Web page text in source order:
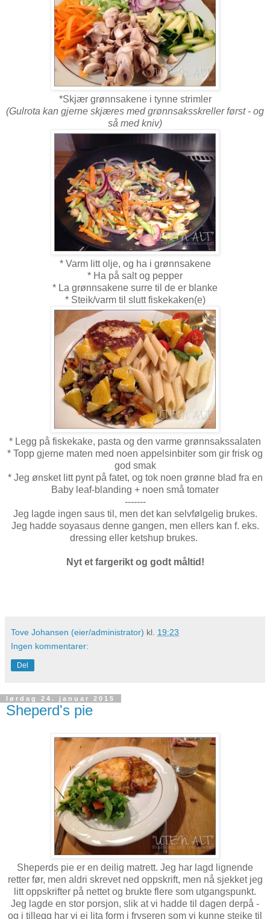
*Skjær grønnsakene i tynne strimler
(Gulrota kan gjerne skjæres med grønnsaksskreller først - og
så med kniv)
* Varm litt olje, og ha i grønnsakene
* Ha på salt og pepper
* La grønnsakene surre til de er blanke
* Steik/varm til slutt fiskekaken(e)
* Legg på fiskekake, pasta og den varme grønnsakssalaten
* Topp gjerne maten med noen appelsinbiter som gir frisk og
god smak
* Jeg ønsket litt pynt på fatet, og tok noen grønne blad fra en
Baby leaf-blanding + noen små tomater
-------
Jeg lagde ingen saus til, men det kan selvfølgelig brukes.
Jeg hadde soyasaus denne gangen, men ellers kan f. eks.
dressing eller ketshup brukes.
Nyt et fargerikt og godt måltid!
Tove Johansen (eier/administrator) kl. 19:23
Ingen kommentarer:
Del
lørdag 24. januar 2015
Sheperd's pie
Sheperds pie er en deilig matrett. Jeg har lagd lignende
retter før, men aldri skrevet ned oppskrift, men nå sjekket jeg
litt oppskrifter på nettet og brukte flere som utgangspunkt.
Jeg lagde en stor porsjon, slik at vi hadde til dagen derpå -
og i tillegg har vi ei lita form i fryseren som vi kunne steike til